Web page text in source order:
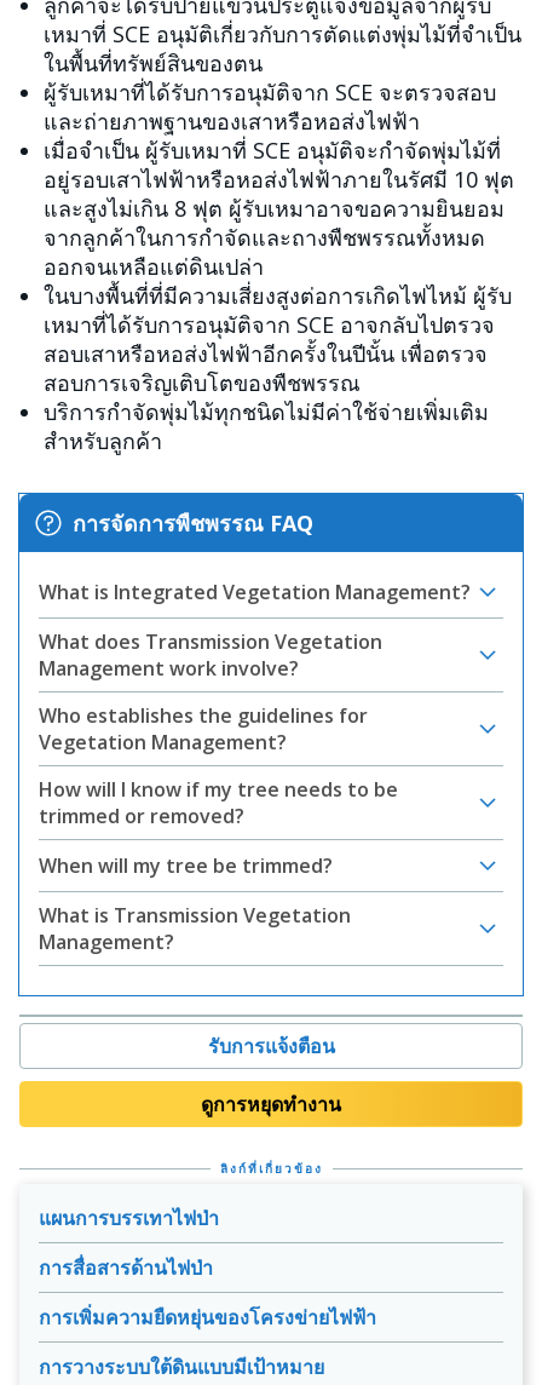
เหมาที่ SCE อนุมัติเกี่ยวกับการตัดแต่งพุ่มไม้ที่จำเป็น
ในพื้นที่ทรัพย์สินของตน
ผู้รับเหมาที่ได้รับการอนุมัติจาก SCE จะตรวจสอบ
และถ่ายภาพฐานของเสาหรือหอส่งไฟฟ้า
เมื่อจำเป็น ผู้รับเหมาที่ SCE อนุมัติจะกำจัดพุ่มไม้ที่
อยู่รอบเสาไฟฟ้าหรือหอส่งไฟฟ้าภายในรัศมี 10 ฟุต
และสูงไม่เกิน 8 ฟุต ผู้รับเหมาอาจขอความยินยอม
จากลูกค้าในการกำจัดและถางพืชพรรณทั้งหมด
ออกจนเหลือแต่ดินเปล่า
ในบางพื้นที่ที่มีความเสี่ยงสูงต่อการเกิดไฟไหม้ ผู้รับ
เหมาที่ได้รับการอนุมัติจาก SCE อาจกลับไปตรวจ
สอบเสาหรือหอส่งไฟฟ้าอีกครั้งในปีนั้น เพื่อตรวจ
สอบการเจริญเติบโตของพืชพรรณ
บริการกำจัดพุ่มไม้ทุกชนิดไม่มีค่าใช้จ่ายเพิ่มเติม
สำหรับลูกค้า
การจัดการพืชพรรณ FAQ
What is Integrated Vegetation Management?
What does Transmission Vegetation
Management work involve?
Who establishes the guidelines for
Vegetation Management?
How will I know if my tree needs to be
trimmed or removed?
When will my tree be trimmed?
What is Transmission Vegetation
Management?
รับการแจ้งตือน
ดูการหยุดทํางาน
ลิงก์ที่เกี่ยวข้อง
แผนการบรรเทาไฟป่า
การสื่อสารด้านไฟป่า
การเพิ่มความยืดหยุ่นของโครงข่ายไฟฟ้า
การวางระบบใต้ดินแบบมีเป้าหมาย